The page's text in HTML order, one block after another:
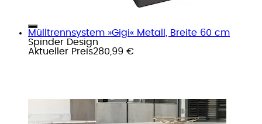
Mülltrennsystem »Gigi« Metall, Breite 60 cm
Spinder Design
Aktueller Preis280,99 €